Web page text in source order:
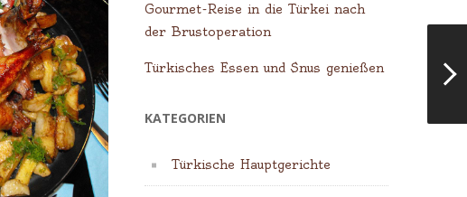
Gourmet-Reise in die Türkei nach
der Brustoperation
Türkisches Essen und Snus genießen
KATEGORIEN
Türkische Hauptgerichte